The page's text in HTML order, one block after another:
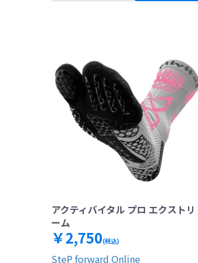
アクティバイタル プロ エクストリ
ーム
￥2,750(税込)
SteP forward Online